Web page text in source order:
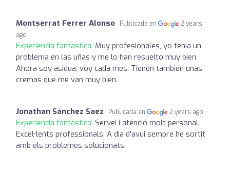
Montserrat Ferrer Alonso Publicada en
2 years
ago
Experiencia fantástica: Muy profesionales, yo tenía un
problema en las uñas y me lo han resuelto muy bien.
Ahora soy asidua, voy cada mes. Tienen también unas
cremas que me van muy bien.
Jonathan Sánchez Saez Publicada en 2 years ago
Experiencia fantástica: Servei i atenció molt personal.
Excel•lents professionals. A dia d'avui sempre he sortit
amb els problemes solucionats.